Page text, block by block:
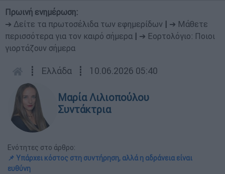
Πρωινή ενημέρωση:
➔ Δείτε τα πρωτοσέλιδα των εφημερίδων
➔ Μάθετε
περισσότερα για τον καιρό σήμερα
➔ Εορτολόγιο: Ποιοι
γιορτάζουν σήμερα
┋ Ελλάδα ┋ 10.06.2026 05:40
Μαρία Λιλιοπούλου
Συντάκτρια
Ενότητες στο άρθρο:
📌 Υπάρχει κόστος στη συντήρηση, αλλά η αδράνεια είναι
ευθύνη